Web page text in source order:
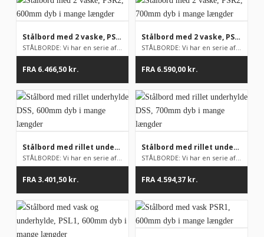
Stålbord med 2 vaske, PSR2, 600mm dyb i mange længder
STÅLBORDE: Vi har en serie af stålborde på lager, men som udga...
FRA6.466,50 kr.
Stålbord med 2 vaske, PSR2, 700mm dyb i mange længder
STÅLBORDE: Vi har en serie af stålborde på lager, men som udga...
FRA6.590,00 kr.
Stålbord med rillet underhylde DSS, 600mm dyb i mange længder
STÅLBORDE: Vi har en serie af stålborde på lager, men som udga...
FRA3.401,50 kr.
Stålbord med rillet underhylde DSS, 700mm dyb i mange længder
STÅLBORDE: Vi har en serie af stålborde på lager, men som udga...
FRA4.594,37 kr.